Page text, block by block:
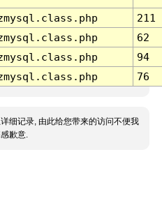
211
62
94
76
细记录, 由此给您带来的访问不便我
歉意.